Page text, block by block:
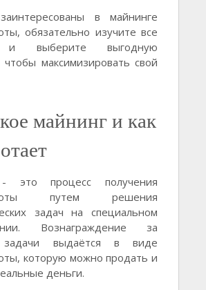
в майнинге
обязательно изучите все
и выберите выгодную
чтобы максимизировать свой
майнинг и как
это процесс получения
путем решения
задач на специальном
Вознаграждение за
выдаётся в виде
которую можно продать и
деньги.